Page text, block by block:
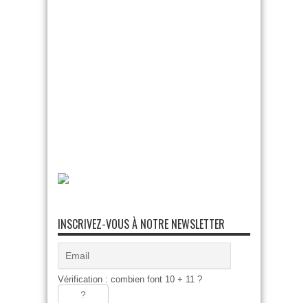
INSCRIVEZ-VOUS À NOTRE NEWSLETTER
Vérification : combien font 10 + 11 ?